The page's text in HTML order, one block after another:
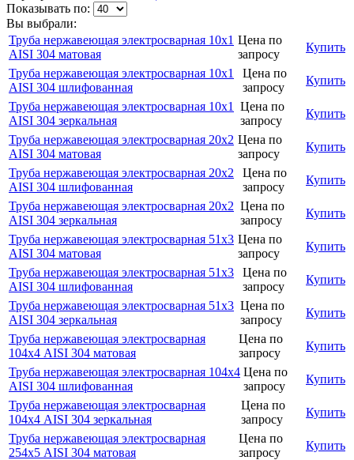
Показывать по:
Вы выбрали:
Труба нержавеющая электросварная 10х1
AISI 304 матовая
Цена по
запросу
Купить
Труба нержавеющая электросварная 10х1
AISI 304 шлифованная
Цена по
запросу
Купить
Труба нержавеющая электросварная 10х1
AISI 304 зеркальная
Цена по
запросу
Купить
Труба нержавеющая электросварная 20х2
AISI 304 матовая
Цена по
запросу
Купить
Труба нержавеющая электросварная 20х2
AISI 304 шлифованная
Цена по
запросу
Купить
Труба нержавеющая электросварная 20х2
AISI 304 зеркальная
Цена по
запросу
Купить
Труба нержавеющая электросварная 51х3
AISI 304 матовая
Цена по
запросу
Купить
Труба нержавеющая электросварная 51х3
AISI 304 шлифованная
Цена по
запросу
Купить
Труба нержавеющая электросварная 51х3
AISI 304 зеркальная
Цена по
запросу
Купить
Труба нержавеющая электросварная
104х4 AISI 304 матовая
Цена по
запросу
Купить
Труба нержавеющая электросварная 104х4
AISI 304 шлифованная
Цена по
запросу
Купить
Труба нержавеющая электросварная
104х4 AISI 304 зеркальная
Цена по
запросу
Купить
Труба нержавеющая электросварная
254х5 AISI 304 матовая
Цена по
запросу
Купить